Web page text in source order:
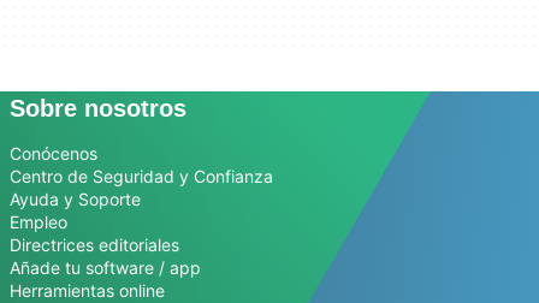
Sobre nosotros
Conócenos
Centro de Seguridad y Confianza
Ayuda y Soporte
Empleo
Directrices editoriales
Añade tu software / app
Herramientas online